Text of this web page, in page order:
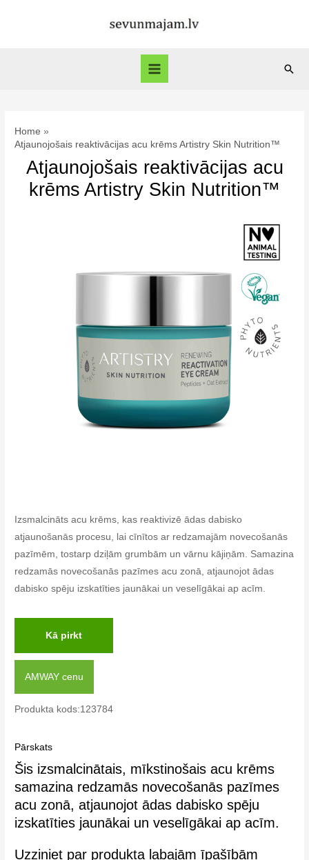
Main
Home
Atjaunojošais reaktivācijas acu krēms Artistry Skin Nutrition™
Atjaunojošais reaktivācijas acu
krēms Artistry Skin Nutrition™
Izsmalcināts acu krēms, kas reaktivizē ādas dabisko
atjaunošanās procesu, lai cīnītos ar redzamajām novecošanās
pazīmēm, tostarp dziļām grumbām un vārnu kājiņām. Samazina
redzamās novecošanās pazīmes acu zonā, atjaunojot ādas
dabisko spēju izskatīties jaunākai un veselīgākai ap acīm.
Kā pirkt
AMWAY cenu
Produkta kods:123784
Pārskats
Šis izsmalcinātais, mīkstinošais acu krēms
samazina redzamās novecošanās pazīmes
acu zonā, atjaunojot ādas dabisko spēju
izskatīties jaunākai un veselīgākai ap acīm.
Uzziniet par produkta labajām īpašībām